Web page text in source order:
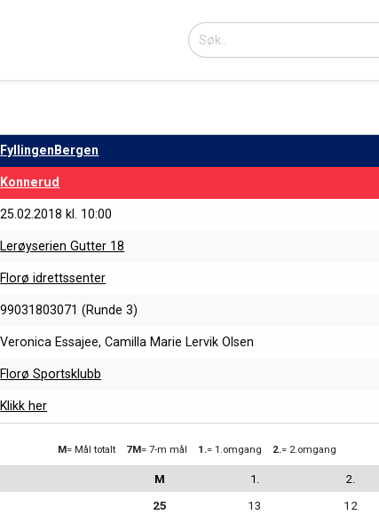
FyllingenBergen
Konnerud
25.02.2018 kl. 10:00
Lerøyserien Gutter 18
Florø idrettssenter
99031803071 (Runde 3)
Veronica Essajee, Camilla Marie Lervik Olsen
Florø Sportsklubb
Klikk her
M 1. 2.
M= Mål totalt 7M= 7-m mål 1.= 1.omgang 2.= 2.omgang
25 13 12